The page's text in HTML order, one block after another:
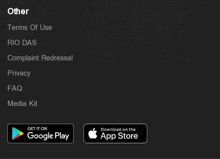
Other
Terms Of Use
RIO DAS
Complaint Redressal
Privacy
FAQ
Media Kit